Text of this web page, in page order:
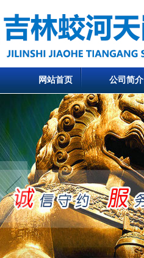
网站首页 公司简介